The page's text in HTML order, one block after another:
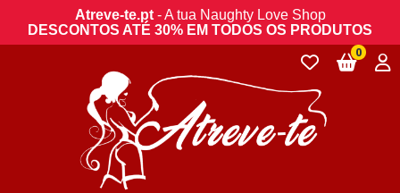
Atreve-te.pt- A tua Naughty Love Shop
DESCONTOS ATÉ 30% EM TODOS OS PRODUTOS
0